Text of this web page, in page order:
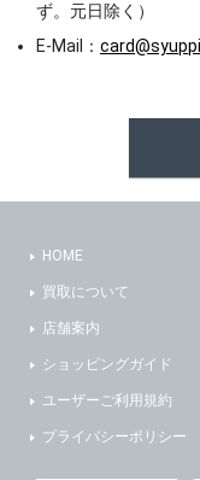
ず。元日除く）
E-Mail：
HOME
買取について
店舗案内
ショッピングガイド
ユーザーご利用規約
プライバシーポリシー